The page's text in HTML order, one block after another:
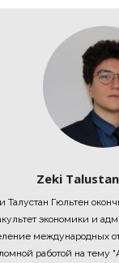
Zeki Talustan
Талустан Гюльтен
экономики и
международных
работой на тему